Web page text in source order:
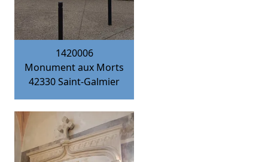
1420006
Monument aux Morts
42330Saint-Galmier